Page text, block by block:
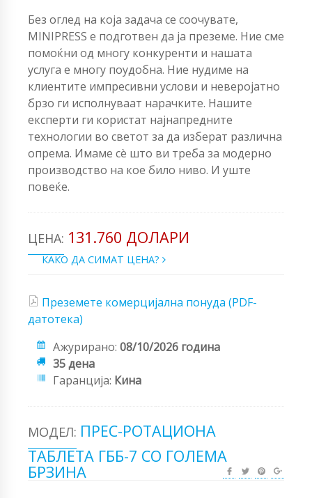
Без оглед на која задача се соочувате,
MINIPRESS е подготвен да ја преземе. Ние сме
помоќни од многу конкуренти и нашата
услуга е многу поудобна. Ние нудиме на
клиентите импресивни услови и неверојатно
брзо ги исполнуваат нарачките. Нашите
експерти ги користат најнапредните
технологии во светот за да изберат различна
опрема. Имаме сè што ви треба за модерно
производство на кое било ниво. И уште
повеќе.
ЦЕНА: 131.760 ДОЛАРИ
КАКО ДА СИМАТ ЦЕНА?
Преземете комерцијална понуда (PDF-
датотека)
Ажурирано: 08/10/2026 година
35 дена
Гаранција: Кина
МОДЕЛ: ПРЕС-РОТАЦИОНА
ТАБЛЕТА ГББ-7 СО ГОЛЕМА
БРЗИНА